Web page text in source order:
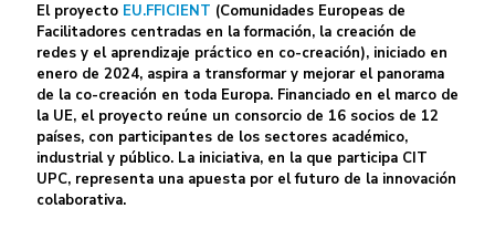
El proyecto EU.FFICIENT (Comunidades Europeas de
Facilitadores centradas en la formación, la creación de
redes y el aprendizaje práctico en co-creación), iniciado en
enero de 2024, aspira a transformar y mejorar el panorama
de la co-creación en toda Europa. Financiado en el marco de
la UE, el proyecto reúne un consorcio de 16 socios de 12
países, con participantes de los sectores académico,
industrial y público. La iniciativa, en la que participa CIT
UPC, representa una apuesta por el futuro de la innovación
colaborativa.